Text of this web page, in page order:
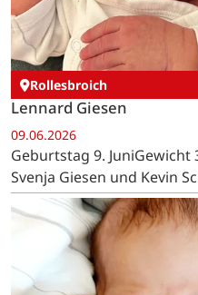
Rollesbroich
Lennard Giesen
09.06.2026
Geburtstag 9. JuniGewicht
Svenja Giesen und Kevin